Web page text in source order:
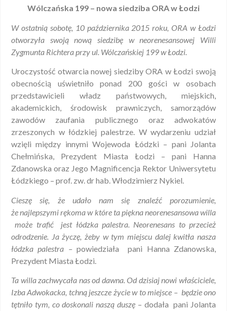
Wólczańska 199 – nowa siedziba ORA w Łodzi
W ostatnią sobotę, 10 października 2015 roku, ORA w Łodzi
otworzyła swoją nową siedzibę w neorenesansowej Willi
Zygmunta Richtera przy ul. Wólczańskiej 199 w Łodzi.
Uroczystość otwarcia nowej siedziby ORA w Łodzi swoją
obecnością uświetniło ponad 200 gości w osobach
przedstawicieli władz państwowych, miejskich,
akademickich, środowisk prawniczych, samorządów
zawodów zaufania publicznego oraz adwokatów
zrzeszonych w łódzkiej palestrze. W wydarzeniu udział
wzięli między innymi Wojewoda Łódzki – pani Jolanta
Chełmińska, Prezydent Miasta Łodzi – pani Hanna
Zdanowska oraz Jego Magnificencja Rektor Uniwersytetu
Łódzkiego – prof. zw. dr hab. Włodzimierz Nykiel.
Cieszę się, że udało nam się znaleźć porozumienie,
że najlepszymi rękoma w które ta piękna neorenesansowa willa
może trafić jest łódzka palestra. Neorenesans to przecież
odrodzenie. Ja życzę, żeby w tym miejscu dalej kwitła nasza
łódzka palestra –powiedziała
pani Hanna Zdanowska,
Prezydent Miasta Łodzi.
Ta willa zachwycała nas od dawna. Od dzisiaj nowi właściciele,
Izba Adwokacka, tchną jeszcze życie w to miejsce – będzie ono
tętniło tym, co doskonali naszą duszę – dodała pani Jolanta